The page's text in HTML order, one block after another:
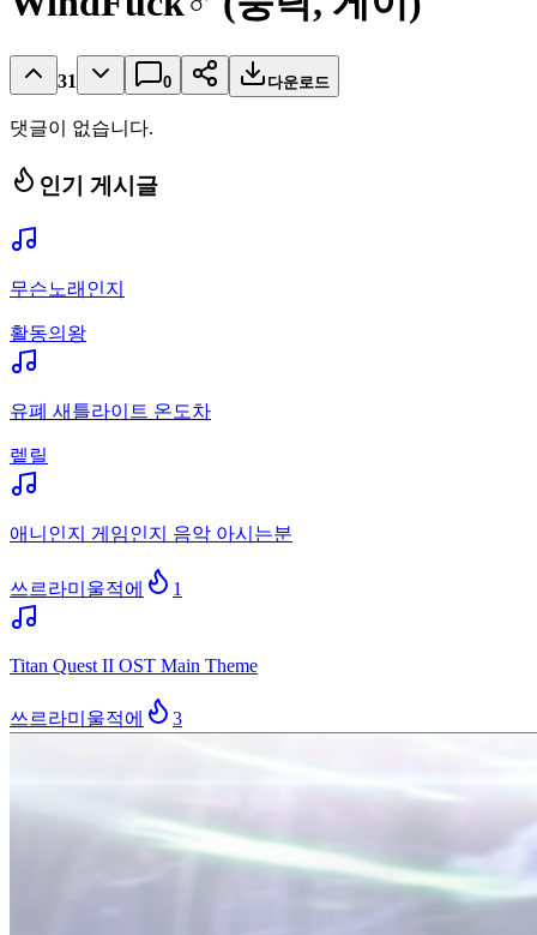
31 0 다운로드
댓글이 없습니다.
인기 게시글
무슨노래인지
활동의왕
유폐 새틀라이트 온도차
렡릴
애니인지 게임인지 음악 아시는분
쓰르라미울적에 1
Titan Quest II OST Main Theme
쓰르라미울적에 3